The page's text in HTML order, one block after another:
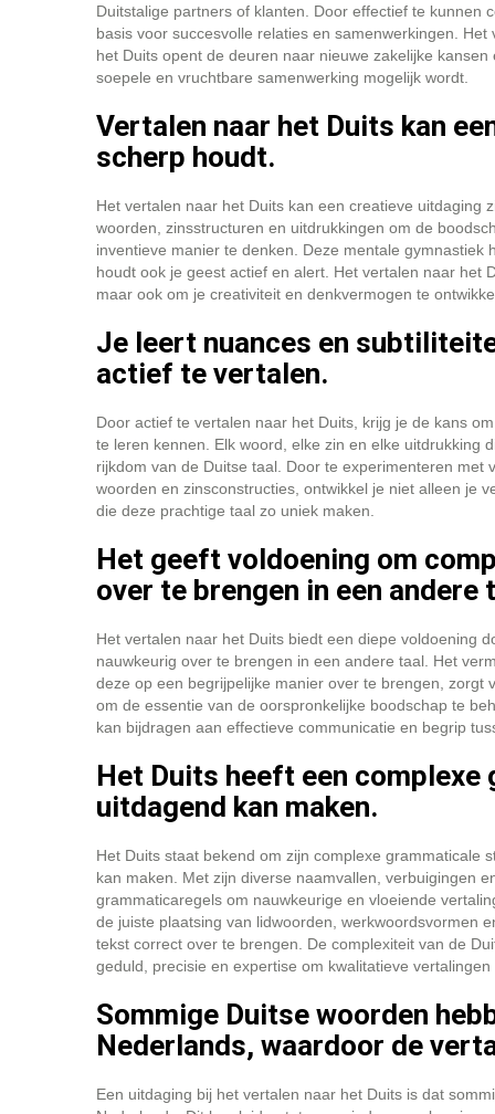
Duitstalige partners of klanten. Door effectief te kunnen
basis voor succesvolle relaties en samenwerkingen.
het Duits opent de deuren naar nieuwe zakelijke
soepele en vruchtbare samenwerking mogelijk wordt.
Vertalen naar het Duits kan
scherp houdt.
Het vertalen naar het Duits kan een creatieve uitdaging
woorden, zinsstructuren en uitdrukkingen om de
inventieve manier te denken. Deze mentale
houdt ook je geest actief en alert. Het vertalen naar het
maar ook om je creativiteit en denkvermogen te
Je leert nuances en
actief te vertalen.
Door actief te vertalen naar het Duits, krijg je de kans
te leren kennen. Elk woord, elke zin en elke uitdrukking
rijkdom van de Duitse taal. Door te experimenteren
woorden en zinsconstructies, ontwikkel je niet alleen je
die deze prachtige taal zo uniek maken.
Het geeft voldoening om
over te brengen in een andere
Het vertalen naar het Duits biedt een diepe voldoening
nauwkeurig over te brengen in een andere taal. Het
deze op een begrijpelijke manier over te brengen,
om de essentie van de oorspronkelijke boodschap te
kan bijdragen aan effectieve communicatie en begrip
Het Duits heeft een
uitdagend kan maken.
Het Duits staat bekend om zijn complexe grammaticale
kan maken. Met zijn diverse naamvallen, verbuigingen
grammaticaregels om nauwkeurige en vloeiende
de juiste plaatsing van lidwoorden, werkwoordsvormen
tekst correct over te brengen. De complexiteit van de
geduld, precisie en expertise om kwalitatieve
Sommige Duitse woorden
Nederlands, waardoor de
Een uitdaging bij het vertalen naar het Duits is dat